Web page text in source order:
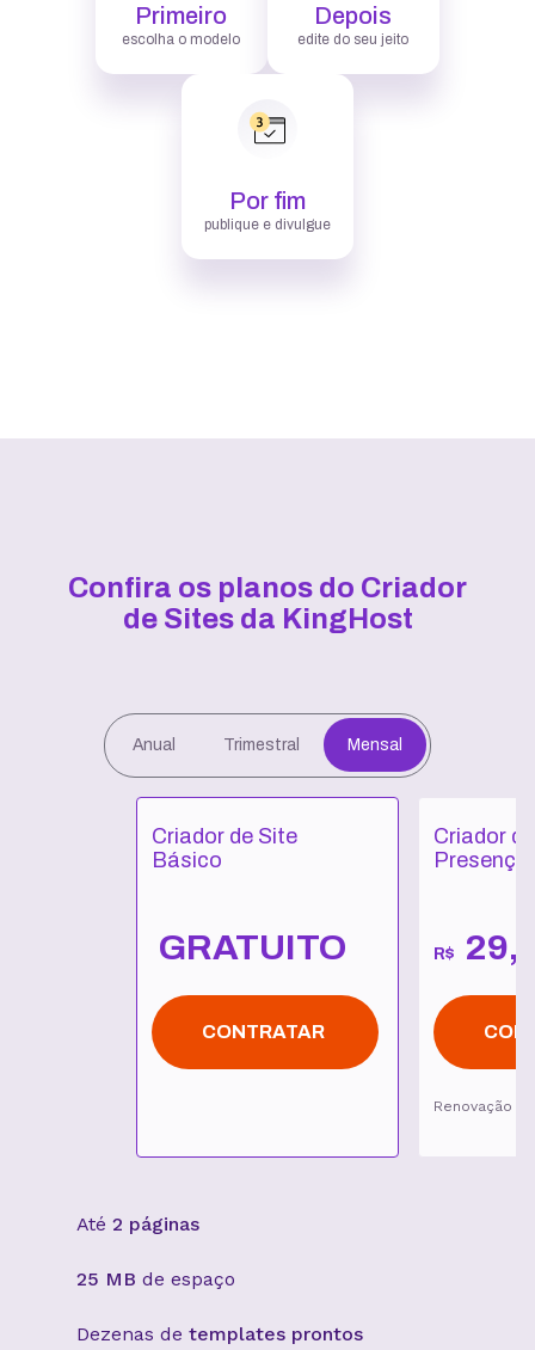
Primeiro
escolha o modelo
Depois
edite do seu jeito
Por fim
publique e divulgue
Confira os planos do Criador
de Sites da KingHost
Anual Trimestral Mensal
Criador de Site
Básico
GRATUITO
CONTRATAR
Criador
Presença
R$ 29,
Renovação
Até 2 páginas
25 MB de espaço
Dezenas de templates prontos